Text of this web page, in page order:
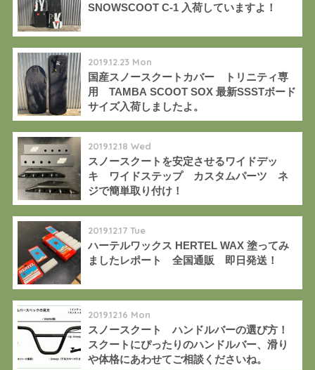
SNOWSCOOT C-1 入荷していますよ！
2019.12.23 Mon
国産スノースクートカバー トリニティ専
用 TAMBA SCOOT SOX 最新SSSTボード
サイズ入荷しましたよ。
2019.12.18 Wed
スノースクートを安定させるワイドデッ
キ ワイドステップ カスタムパーツ ネ
ジで簡単取り付け！
2019.12.17 Tue
ハーテルワックス HERTEL WAX 塗ってみ
ましたレポート 全国通販 即日発送！
2019.12.16 Mon
スノースクート ハンドルバーの選び方！
スクートにぴったりのハンドルバー、滑り
や体格にあわせてご相談くださいね。